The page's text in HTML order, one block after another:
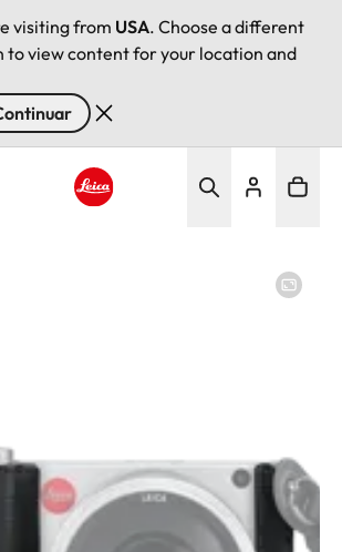
visiting from USA. Choose a different
to view content for your location and